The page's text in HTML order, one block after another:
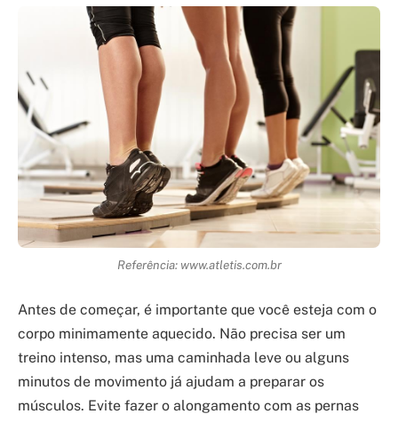
Referência: www.atletis.com.br
Antes de começar, é importante que você esteja com o
corpo minimamente aquecido. Não precisa ser um
treino intenso, mas uma caminhada leve ou alguns
minutos de movimento já ajudam a preparar os
músculos. Evite fazer o alongamento com as pernas